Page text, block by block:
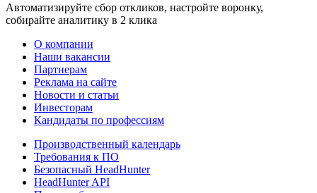
Автоматизируйте сбор откликов, настройте воронку,
собирайте аналитику в 2 клика
О компании
Наши вакансии
Партнерам
Реклама на сайте
Новости и статьи
Инвесторам
Кандидаты по профессиям
Производственный календарь
Требования к ПО
Безопасный HeadHunter
HeadHunter API